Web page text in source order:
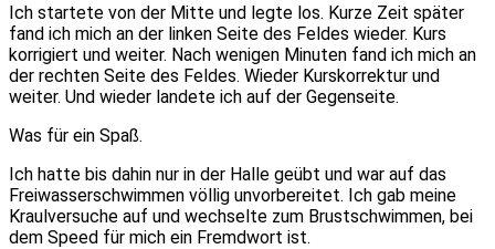
Ich startete von der Mitte und legte los. Kurze Zeit später
fand ich mich an der linken Seite des Feldes wieder. Kurs
korrigiert und weiter. Nach wenigen Minuten fand ich mich an
der rechten Seite des Feldes. Wieder Kurskorrektur und
weiter. Und wieder landete ich auf der Gegenseite.
Was für ein Spaß.
Ich hatte bis dahin nur in der Halle geübt und war auf das
Freiwasserschwimmen völlig unvorbereitet. Ich gab meine
Kraulversuche auf und wechselte zum Brustschwimmen, bei
dem Speed für mich ein Fremdwort ist.